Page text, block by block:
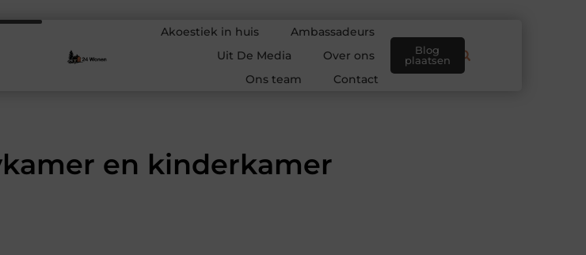
Akoestiek in huis
Ambassadeurs
Uit De Media
Over ons
Ons team
Contact
Blog
plaatsen
en kinderkamer